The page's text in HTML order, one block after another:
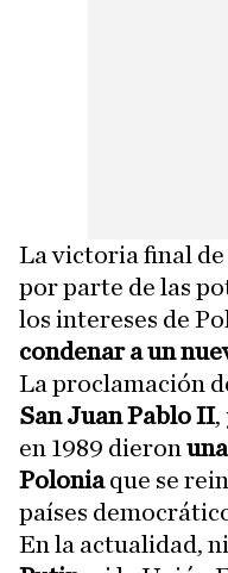
La victoria final de
por parte de las
los intereses de
condenar a un
La proclamación
San Juan Pablo II,
en 1989 dieron
Poloniaque se
países
En la actualidad,